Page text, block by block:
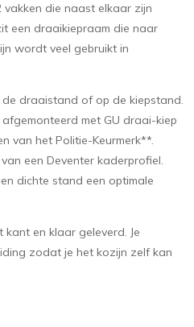
die naast elkaar zijn
een draaikiepraam die naar
wordt veel gebruikt in
draaistand of op de kiepstand.
met GU draai-kiep
van het Politie-Keurmerk**.
een Deventer kaderprofiel.
dichte stand een optimale
en klaar geleverd. Je
zodat je het kozijn zelf kan